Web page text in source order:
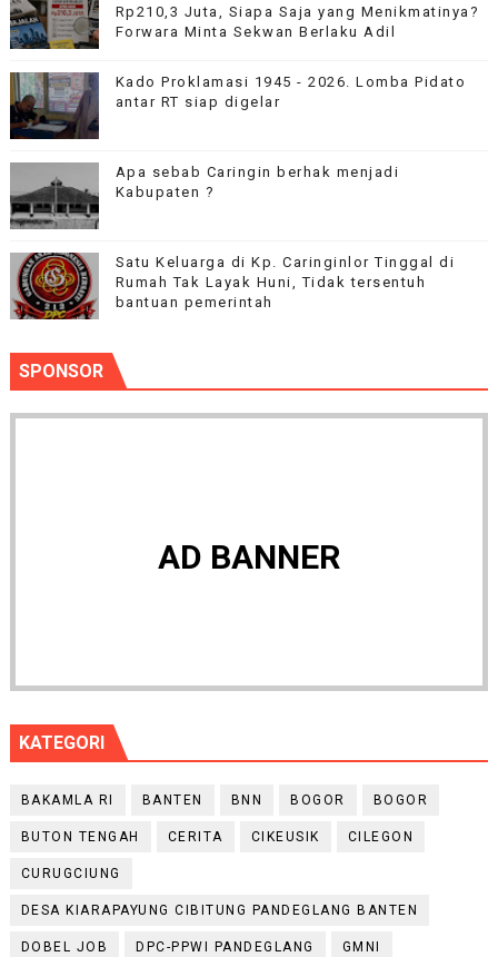
Rp210,3 Juta, Siapa Saja yang Menikmatinya?
Forwara Minta Sekwan Berlaku Adil
Kado Proklamasi 1945 - 2026. Lomba Pidato
antar RT siap digelar
Apa sebab Caringin berhak menjadi
Kabupaten ?
Satu Keluarga di Kp. Caringinlor Tinggal di
Rumah Tak Layak Huni, Tidak tersentuh
bantuan pemerintah
SPONSOR
AD BANNER
KATEGORI
BAKAMLA RI BANTEN BNN BOGOR BOGOR
BUTON TENGAH CERITA CIKEUSIK CILEGON
CURUGCIUNG
DESA KIARAPAYUNG CIBITUNG PANDEGLANG BANTEN
DOBEL JOB DPC-PPWI PANDEGLANG GMNI